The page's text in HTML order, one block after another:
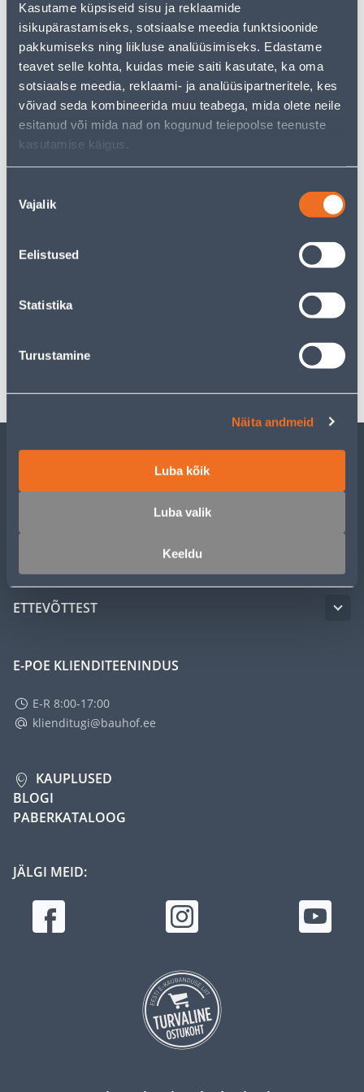
Kasutame küpsiseid sisu ja reklaamide
isikupärastamiseks, sotsiaalse meedia funktsioonide
pakkumiseks ning liikluse analüüsimiseks. Edastame
teavet selle kohta, kuidas meie saiti kasutate, ka oma
sotsiaalse meedia, reklaami- ja analüüsipartneritele, kes
võivad seda kombineerida muu teabega, mida olete neile
esitanud või mida nad on kogunud teiepoolse teenuste
kasutamise käigus.
valik
Vajalik
Eelistused
Statistika
Turustamine
Näita andmeid
Luba kõik
Luba valik
Keeldu
pakkuda!
Teie ostlemisrõõm ei pea aga siin lõppema - oma
uurimistööd saate jätkata, naastesavalehelevõi
kasutades meie võimsat otsingufunktsiooni, et leida
veelgi meelepärasemad valikuid. Head ostlemist!
• 14-päevane tagastusõigus.
• HANKIJA LAOST TELLITAV TOODE
ETTEVÕTTEST
E-POE KLIENDITEENINDUS
E-R 8:00-17:00
klienditugi@bauhof.ee
KAUPLUSED
BLOGI
PABERKATALOOG
JÄLGI MEID: